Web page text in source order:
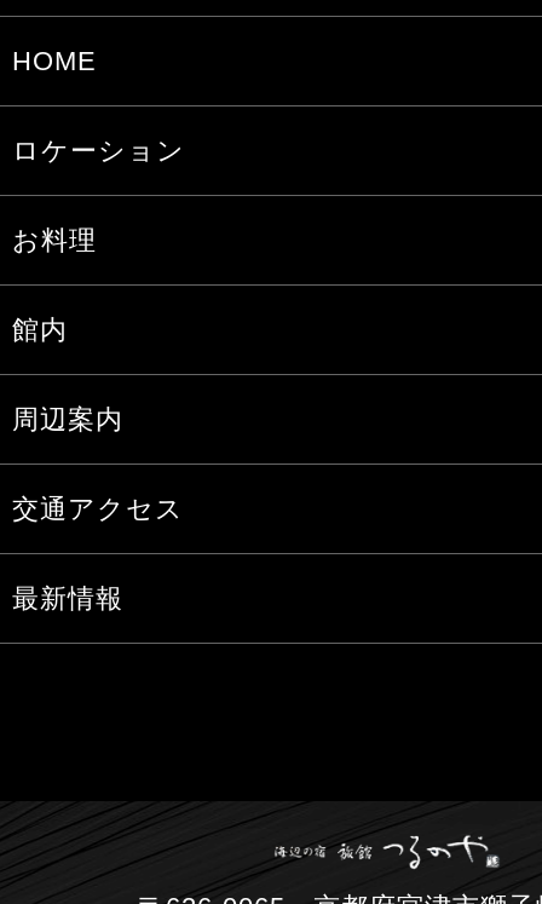
HOME
ロケーション
お料理
館内
周辺案内
交通アクセス
最新情報